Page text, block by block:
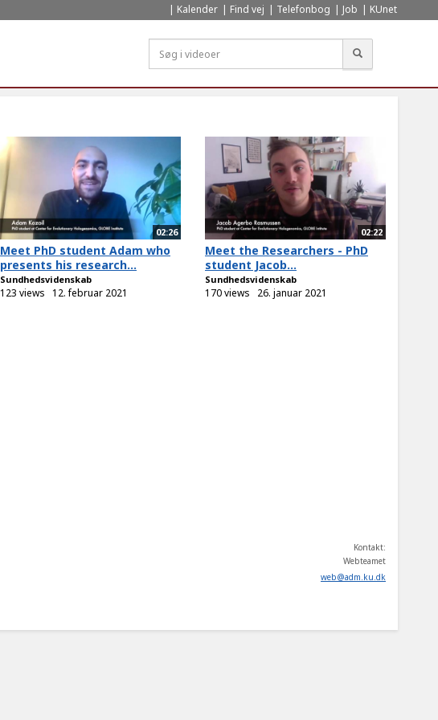
Kalender Find vej Telefonbog Job KUnet
02:26
Meet PhD student Adam who
presents his research...
Sundhedsvidenskab
123 views 12. februar 2021
02:22
Meet the Researchers - PhD
student Jacob...
Sundhedsvidenskab
170 views 26. januar 2021
Kontakt:
Webteamet
web@adm.ku.dk